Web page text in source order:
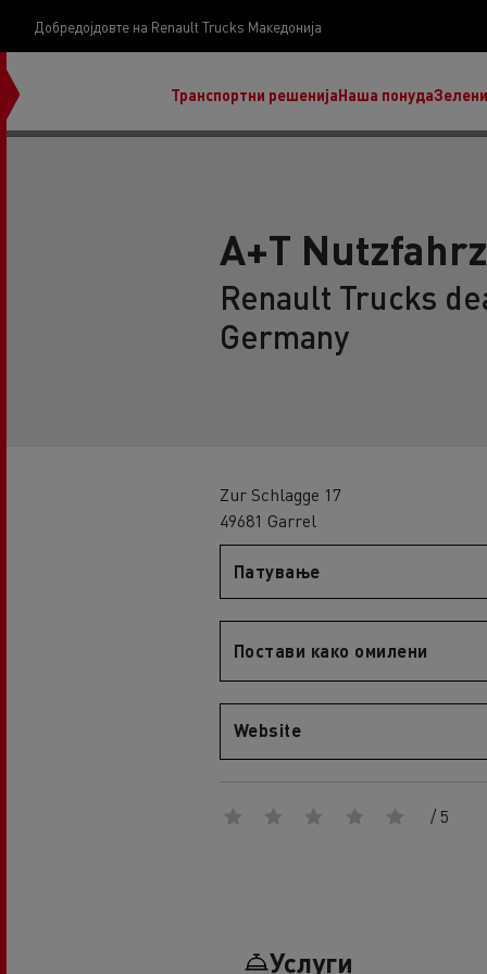
Добредојдовте на Renault Trucks Македонија
Транспортни решенијаНаша понуда
D Wide E-Tech
нашата визија
Koji kamion na alternativnu energiju je pravi za
An engineer's dream
Design: the electric truck revolution
A+T
Renault Trucks
Germany
Zur Schlagge 17
49681 Garrel
Патување
Постави како омилени
Website
/ 5
Услуги